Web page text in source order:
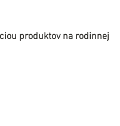
produktov na rodinnej